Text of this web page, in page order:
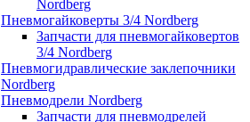
Nordberg
Пневмогайковерты 3/4 Nordberg
Запчасти для пневмогайковертов
3/4 Nordberg
Пневмогидравлические заклепочники
Nordberg
Пневмодрели Nordberg
Запчасти для пневмодрелей